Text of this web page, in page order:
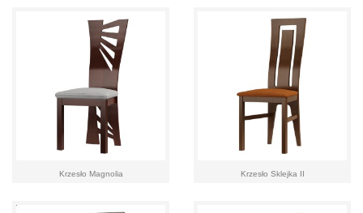
Krzesło Magnolia Krzesło Sklejka II